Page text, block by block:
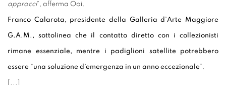
approcci", afferma Ooi.
Franco Calarota, presidente della Galleria d’Arte Maggiore
G.A.M., sottolinea che il contatto diretto con i collezionisti
rimane essenziale, mentre i padiglioni satellite potrebbero
essere “una soluzione d’emergenza in un anno eccezionale”.
[...]